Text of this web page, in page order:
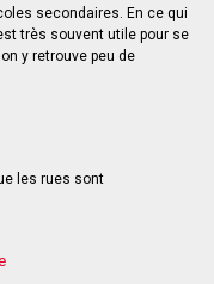
secondaires. En ce qui
très souvent utile pour se
y retrouve peu de
les rues sont